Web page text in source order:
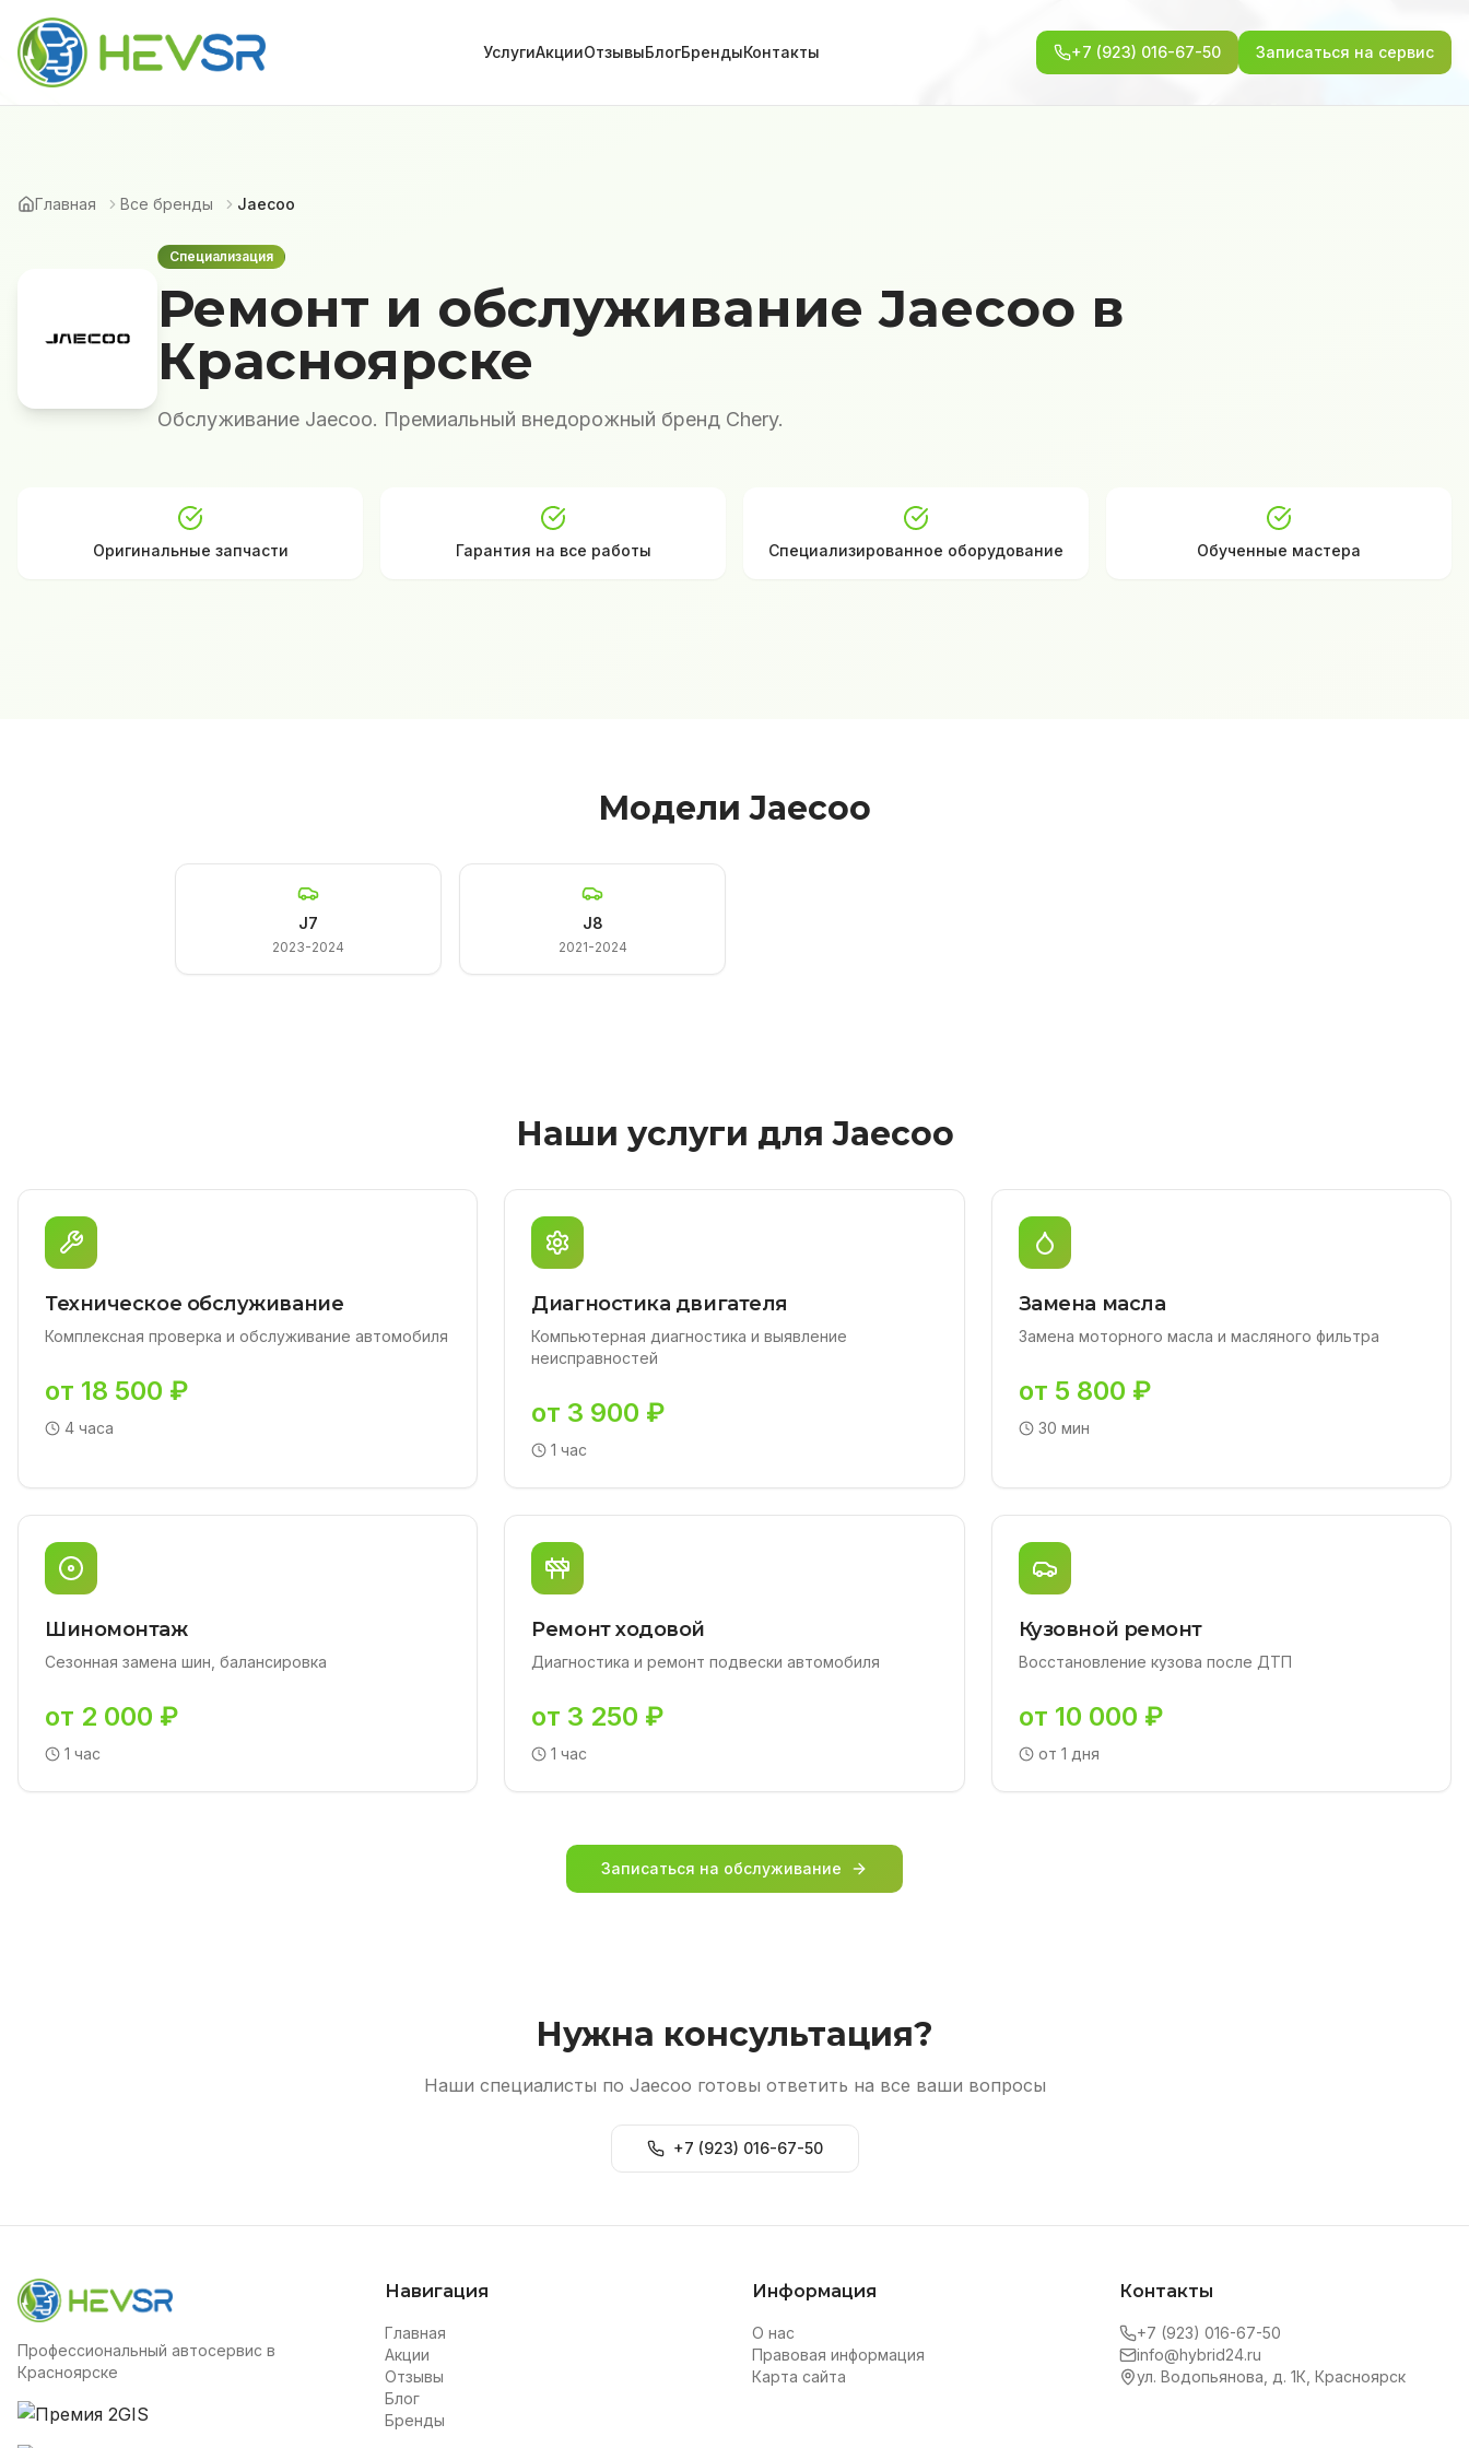
УслугиАкцииОтзывыБлогБрендыКонтакты +7 (923) 016-67-50 Записаться на сервис
Главная Все бренды Jaecoo
Специализация
Ремонт и обслуживание Jaecoo в
Красноярске
Обслуживание Jaecoo. Премиальный внедорожный бренд Chery.
Оригинальные запчасти Гарантия на все работы Специализированное оборудование Обученные мастера
Модели Jaecoo
J7
2023-2024
J8
2021-2024
Наши услуги для Jaecoo
Техническое обслуживание
Комплексная проверка и обслуживание автомобиля
от 18 500 ₽
4 часа
Диагностика двигателя
Компьютерная диагностика и выявление
неисправностей
от 3 900 ₽
1 час
Замена масла
Замена моторного масла и масляного фильтра
от 5 800 ₽
30 мин
Шиномонтаж
Сезонная замена шин, балансировка
от 2 000 ₽
1 час
Ремонт ходовой
Диагностика и ремонт подвески автомобиля
от 3 250 ₽
1 час
Кузовной ремонт
Восстановление кузова после ДТП
от 10 000 ₽
от 1 дня
Записаться на обслуживание
Нужна консультация?
Наши специалисты по Jaecoo готовы ответить на все ваши вопросы
+7 (923) 016-67-50
Профессиональный автосервис в
Красноярске
Навигация
Главная
Акции
Отзывы
Блог
Бренды
Информация
О нас
Правовая информация
Карта сайта
Контакты
+7 (923) 016-67-50
info@hybrid24.ru
ул. Водопьянова, д. 1К, Красноярск